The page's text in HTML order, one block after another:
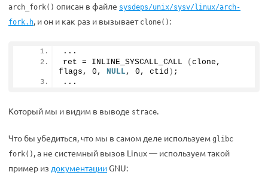
arch_fork() описан в файле sysdeps/unix/sysv/linux/arch-
fork.h, и он и как раз и вызывает clone() :
...
ret = INLINE_SYSCALL_CALL ( clone,
flags, 0 , NULL, 0 , ctid ) ;
...
Который мы и видим в выводе strace.
Что бы убедиться, что мы в самом деле используем glibc
fork() , а не системный вызов Linux — используем такой
пример из документацииGNU: